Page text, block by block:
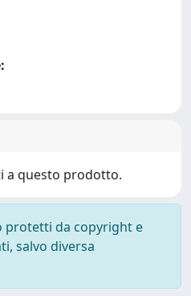
a questo prodotto.
protetti da copyright e
salvo diversa